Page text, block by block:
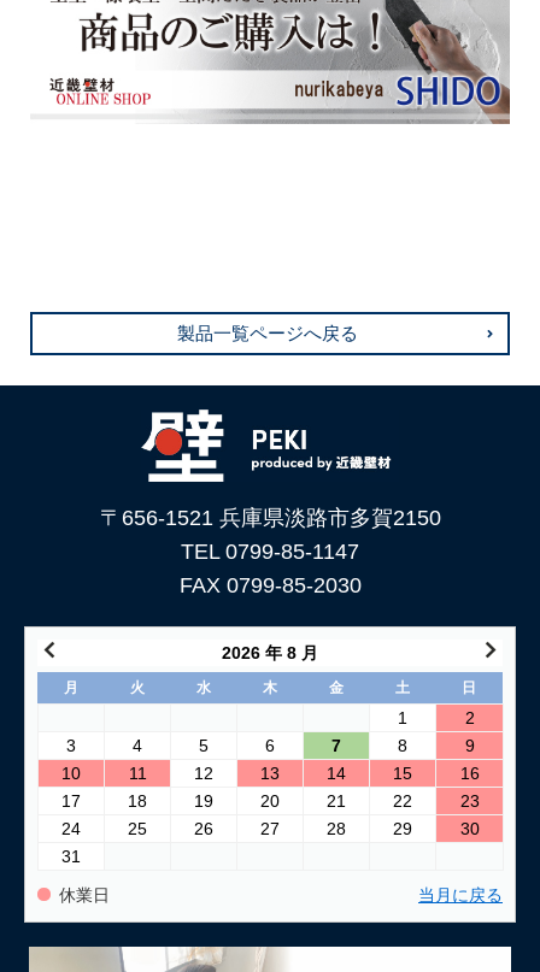
製品一覧ページへ戻る
〒656-1521 兵庫県淡路市多賀2150
TEL 0799-85-1147
FAX 0799-85-2030
2026 年 8 月
月 火 水 木 金 土 日
1
2
3
4 5 6 7 8
9
10
11 12 13 14 15
16
17
18 19 20 21 22
23
24
25 26 27 28 29
30
31
休業日 当月に戻る